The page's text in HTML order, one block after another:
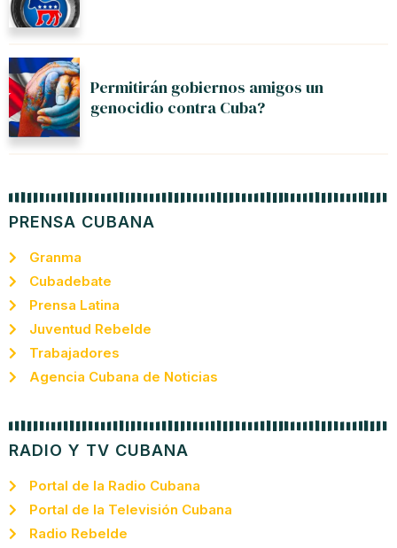
Permitirán gobiernos amigos un
genocidio contra Cuba?
PRENSA CUBANA
Granma
Cubadebate
Prensa Latina
Juventud Rebelde
Trabajadores
Agencia Cubana de Noticias
RADIO Y TV CUBANA
Portal de la Radio Cubana
Portal de la Televisión Cubana
Radio Rebelde